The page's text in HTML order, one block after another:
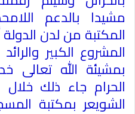
مشيدا بالدعم
المكتبة من لدن
المشروع الكبير
بمشيئة الله
الحرام جاء ذلك خلال
الشويعر بمكتبة